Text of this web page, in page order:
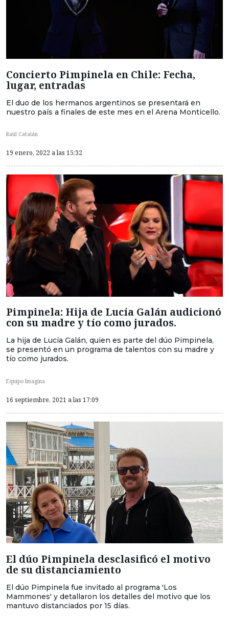
Concierto Pimpinela en Chile: Fecha,
lugar, entradas
El duo de los hermanos argentinos se presentará en
nuestro país a finales de este mes en el Arena Monticello.
Raúl Catalán
19 enero, 2022 a las 15:32
Pimpinela: Hija de Lucía Galán audicionó
con su madre y tío como jurados.
La hija de Lucía Galán, quien es parte del dúo Pimpinela,
se presentó en un programa de talentos con su madre y
tío como jurados.
Equipo Imagina
16 septiembre, 2021 a las 17:09
El dúo Pimpinela desclasificó el motivo
de su distanciamiento
El dúo Pimpinela fue invitado al programa 'Los
Mammones' y detallaron los detalles del motivo que los
mantuvo distanciados por 15 días.